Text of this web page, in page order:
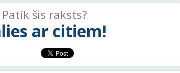
Patīk šis raksts?
ar citiem!